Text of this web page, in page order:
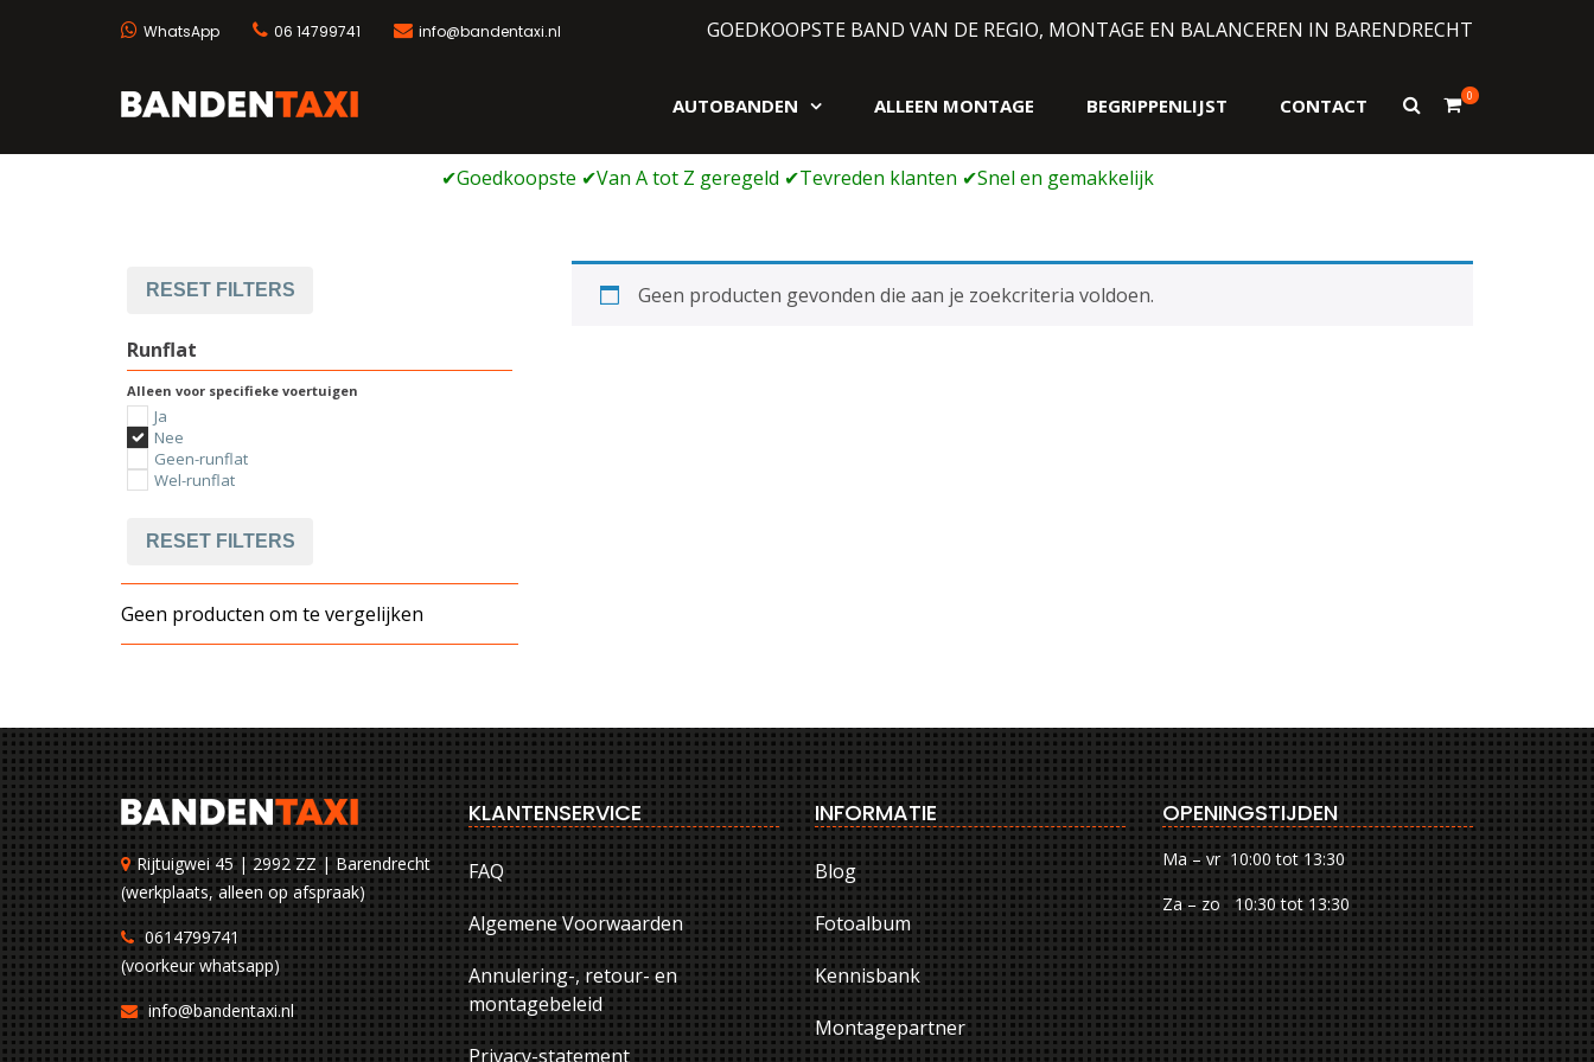
WhatsApp 06 14799741 info@bandentaxi.nl GOEDKOOPSTE BAND VAN DE REGIO, MONTAGE EN BALANCEREN IN BARENDRECHT
AUTOBANDEN ALLEEN MONTAGE BEGRIPPENLIJST CONTACT
Toon
0
Geen producten gevonden die aan je zoekcriteria voldoen.
RESET FILTERS
Runflat
Alleen voor specifieke voertuigen
Ja
Nee
Geen-runflat
Wel-runflat
RESET FILTERS
Geen producten om te vergelijken
Rijtuigwei 45 | 2992 ZZ | Barendrecht
(werkplaats, alleen op afspraak)
0614799741
(voorkeur whatsapp)
info@bandentaxi.nl
KLANTENSERVICE
FAQ
Algemene Voorwaarden
Annulering-, retour- en
montagebeleid
Privacy-statement
INFORMATIE
Blog
Fotoalbum
Kennisbank
Montagepartner
OPENINGSTIJDEN
Ma – vr 10:00 tot 13:30
Za – zo 10:30 tot 13:30